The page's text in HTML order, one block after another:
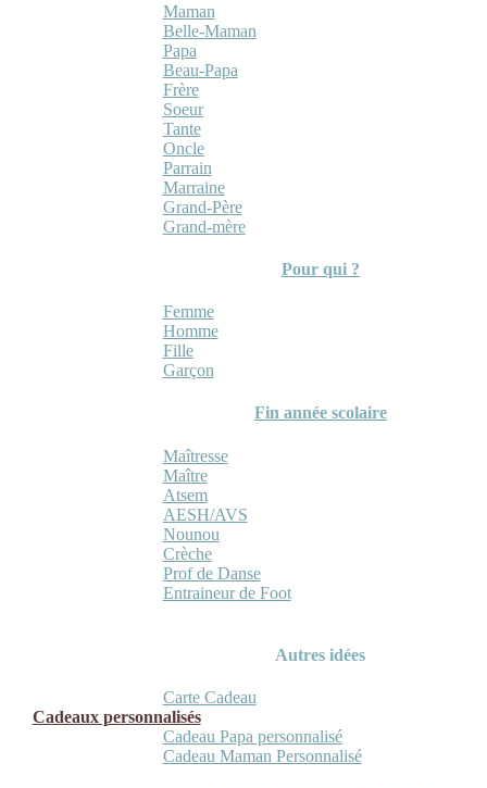
Maman
Belle-Maman
Papa
Beau-Papa
Frère
Soeur
Tante
Oncle
Parrain
Marraine
Grand-Père
Grand-mère
Pour qui ?
Femme
Homme
Fille
Garçon
Fin année scolaire
Maîtresse
Maître
Atsem
AESH/AVS
Nounou
Crèche
Prof de Danse
Entraineur de Foot
Autres idées
Carte Cadeau
Cadeaux personnalisés
Cadeau Papa personnalisé
Cadeau Maman Personnalisé